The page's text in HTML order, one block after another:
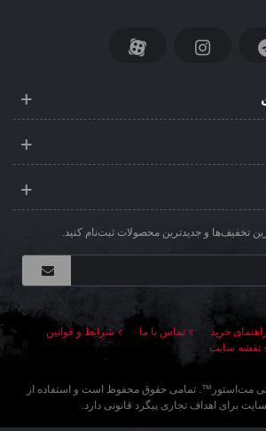
تخفیف‌ها و جدیدترین محصولات ثبت‌نام کنید.
راهنمای خرید تماس با ما
شرایط و قوانین
نقشه سایت
مت‌استور ™. تمامی حقوق محفوظ است و استفاده از
برای اهداف تجاری پیگرد قانونی دارد.